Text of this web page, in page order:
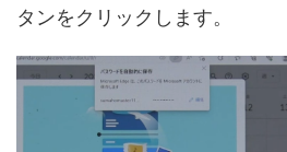
タンをクリックします。